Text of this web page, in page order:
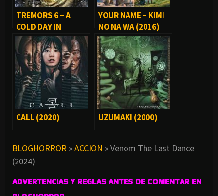
TREMORS 6 – A
COLD DAY IN
HELL (2018)
YOUR NAME – KIMI
NO NA WA (2016)
CALL (2020) UZUMAKI (2000)
BLOGHORROR » ACCION » Venom The Last Dance
(2024)
ADVERTENCIAS Y REGLAS ANTES DE COMENTAR EN